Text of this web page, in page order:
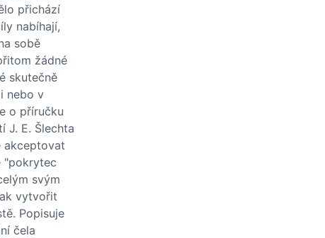
přichází
nabíhají,
sobě
žádné
skutečně
nebo v
o příručku
J. E. Šlechta
akceptovat
"pokrytec
svým
vytvořit
Popisuje
čela